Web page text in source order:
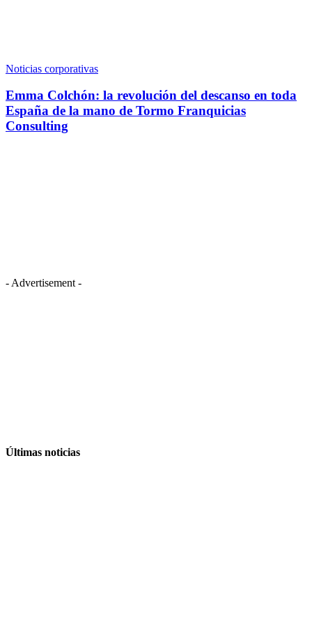
Noticias corporativas
Emma Colchón: la revolución del descanso en toda
España de la mano de Tormo Franquicias
Consulting
- Advertisement -
Últimas noticias